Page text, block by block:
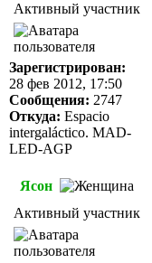
Активный участник
Зарегистрирован:
28 фев 2012, 17:50
Сообщения: 2747
Откуда: Espacio
intergaláctico. MAD-
LED-AGP
Ясон
Активный участник